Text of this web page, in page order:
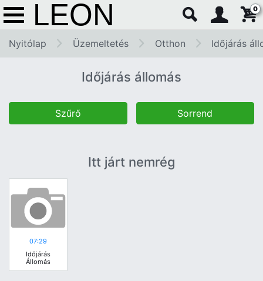
0
Nyitólap Üzemeltetés Otthon Időjárás
Időjárás állomás
Szűrő Sorrend
Itt járt nemrég
07:29
Időjárás
Állomás